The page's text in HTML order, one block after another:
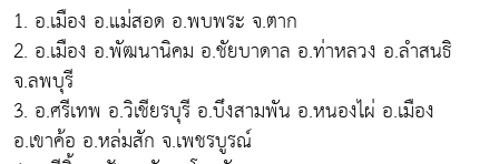
1. อ.เมือง อ.แม่สอด อ.พบพระ จ.ตาก
2. อ.เมือง อ.พัฒนานิคม อ.ชัยบาดาล อ.ท่าหลวง อ.ลำสนธิ
จ.ลพบุรี
3. อ.ศรีเทพ อ.วิเชียรบุรี อ.บึงสามพัน อ.หนองไผ่ อ.เมือง
อ.เขาค้อ อ.หล่มสัก จ.เพชรบูรณ์